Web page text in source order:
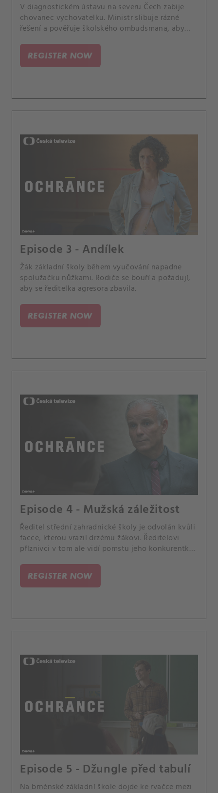
V diagnostickém ústavu na severu Čech zabije
chovanec vychovatelku. Ministr slibuje rázné
řešení a pověřuje školského ombudsmana, aby
REGISTER NOW
Episode 3 - Andílek
Žák základní školy během vyučování napadne
spolužačku nůžkami. Rodiče se bouří a požadují,
aby se ředitelka agresora zbavila.
REGISTER NOW
Episode 4 - Mužská záležitost
Ředitel střední zahradnické školy je odvolán kvůli
facce, kterou vrazil drzému žákovi. Ředitelovi
příznivci v tom ale vidí pomstu jeho konkurentky
REGISTER NOW
Episode 5 - Džungle před tabulí
Na brněnské základní škole dojde ke rvačce mezi